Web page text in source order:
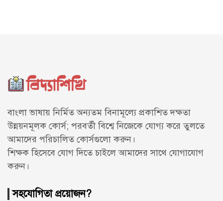
বাংলা ভাষায় নির্মিত অন্যতম বিনামূল্যে প্রকাশিত দক্ষতা
উন্নয়নমূলক কোর্স; পরবর্তী বিশ্বে নিজেকে যোগ্য করে তুলতে
আমাদের পরিচালিত কোর্সগুলো করুন।
শিক্ষক হিসেবে যোগ দিতে চাইলে আমাদের সাথে যোগাযোগ
করুন।
সহযোগিতা প্রয়োজন?